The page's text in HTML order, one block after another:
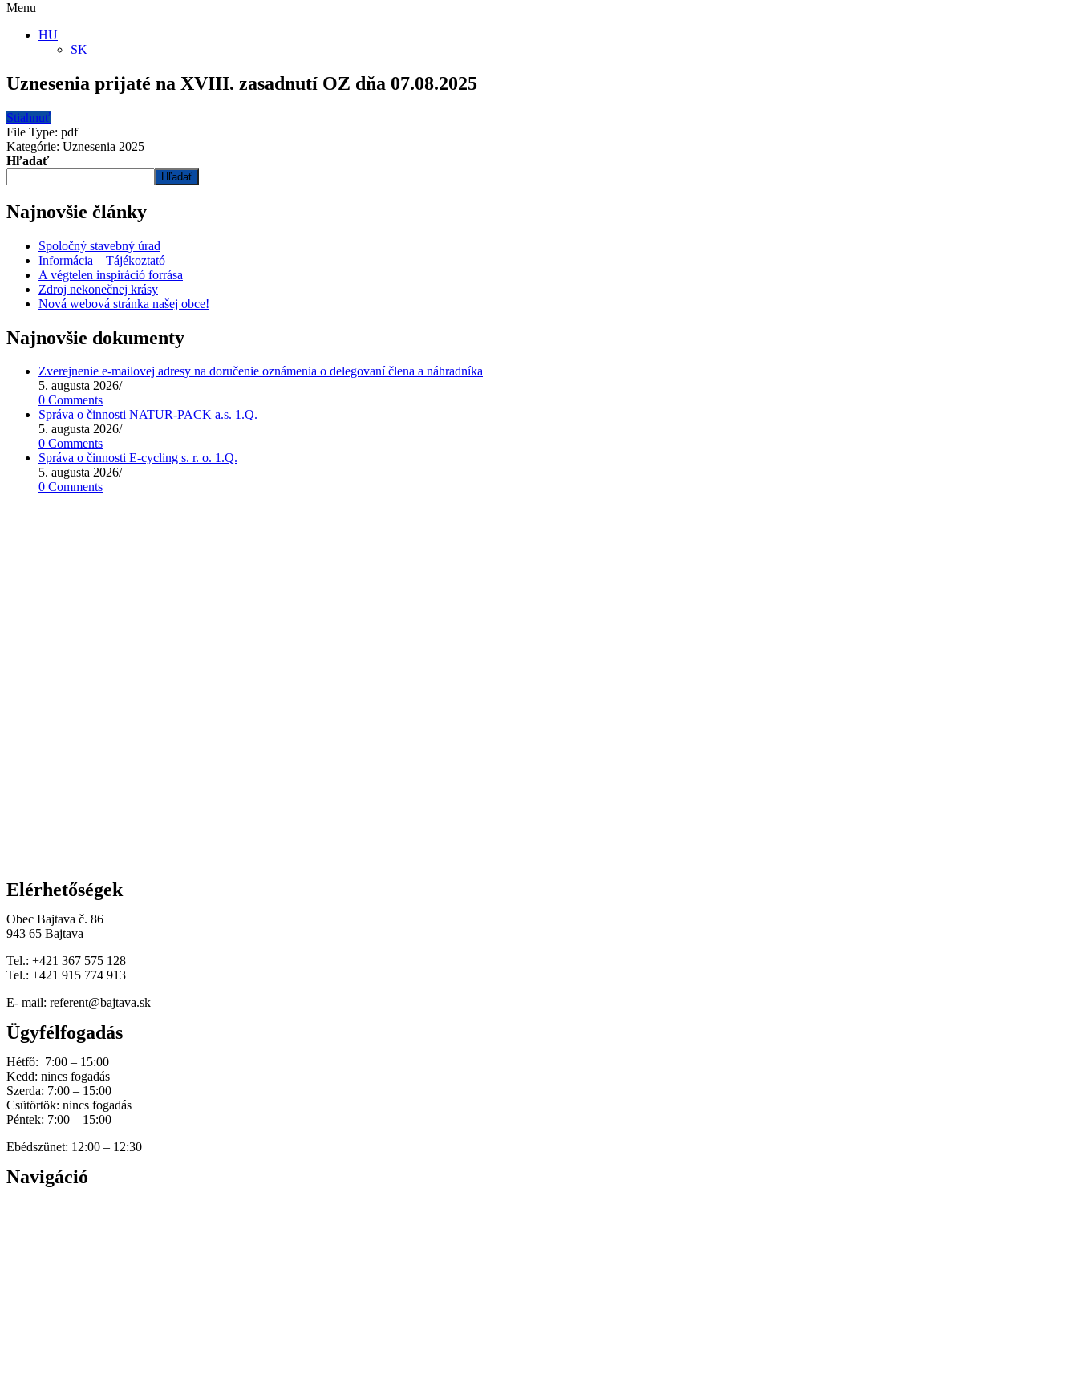
Menu
HU
SK
Uznesenia prijaté na XVIII. zasadnutí OZ dňa 07.08.2025
Stiahnuť
File Type: pdf
Kategórie: Uznesenia 2025
Hľadať
Hľadať
Najnovšie články
Spoločný stavebný úrad
Informácia – Tájékoztató
A végtelen inspiráció forrása
Zdroj nekonečnej krásy
Nová webová stránka našej obce!
Najnovšie dokumenty
Zverejnenie e-mailovej adresy na doručenie oznámenia o delegovaní člena a náhradníka
5. augusta 2026/
0 Comments
Správa o činnosti NATUR-PACK a.s. 1.Q.
5. augusta 2026/
0 Comments
Správa o činnosti E-cycling s. r. o. 1.Q.
5. augusta 2026/
0 Comments
Elérhetőségek
Obec Bajtava č. 86
943 65 Bajtava
Tel.: +421 367 575 128
Tel.: +421 915 774 913
E- mail: referent@bajtava.sk
Ügyfélfogadás
Hétfő: 7:00 – 15:00
Kedd: nincs fogadás
Szerda: 7:00 – 15:00
Csütörtök: nincs fogadás
Péntek: 7:00 – 15:00
Ebédszünet: 12:00 – 12:30
Navigáció